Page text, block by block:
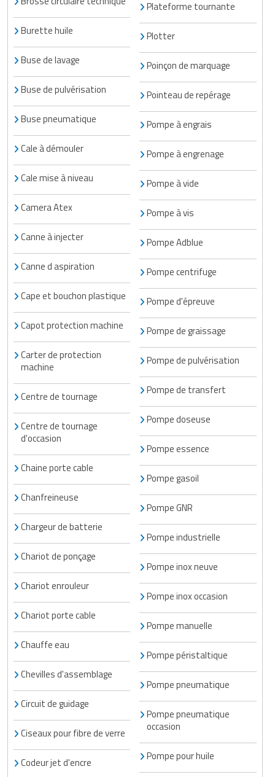
Burette huile
Buse de lavage
Buse de pulvérisation
Buse pneumatique
Cale à démouler
Cale mise à niveau
Camera Atex
Canne à injecter
Canne d aspiration
Cape et bouchon plastique
Capot protection machine
Carter de protection
machine
Centre de tournage
Centre de tournage
d'occasion
Chaine porte cable
Chanfreineuse
Chargeur de batterie
Chariot de ponçage
Chariot enrouleur
Chariot porte cable
Chauffe eau
Chevilles d'assemblage
Circuit de guidage
Ciseaux pour fibre de verre
Codeur jet d'encre
Plateforme tournante
Plotter
Poinçon de marquage
Pointeau de repérage
Pompe à engrais
Pompe à engrenage
Pompe à vide
Pompe à vis
Pompe Adblue
Pompe centrifuge
Pompe d'épreuve
Pompe de graissage
Pompe de pulvérisation
Pompe de transfert
Pompe doseuse
Pompe essence
Pompe gasoil
Pompe GNR
Pompe industrielle
Pompe inox neuve
Pompe inox occasion
Pompe manuelle
Pompe péristaltique
Pompe pneumatique
Pompe pneumatique
occasion
Pompe pour huile